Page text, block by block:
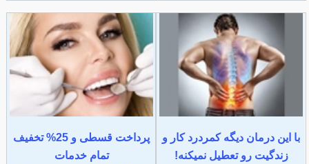
با این درمان دیگه کمردرد کار و
زندگیت رو تعطیل نمیکنه!
پرداخت قسطی و 25% تخفیف
تمام خدمات